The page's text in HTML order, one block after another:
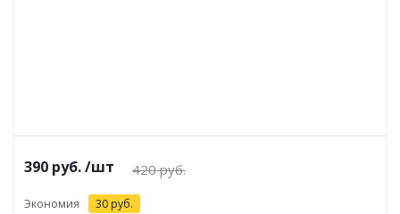
390 руб./шт 420руб.
Экономия 30 руб.